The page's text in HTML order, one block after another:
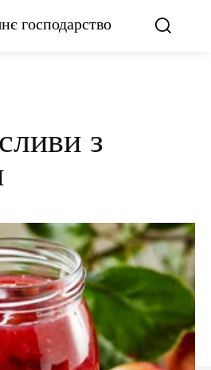
господарство
з